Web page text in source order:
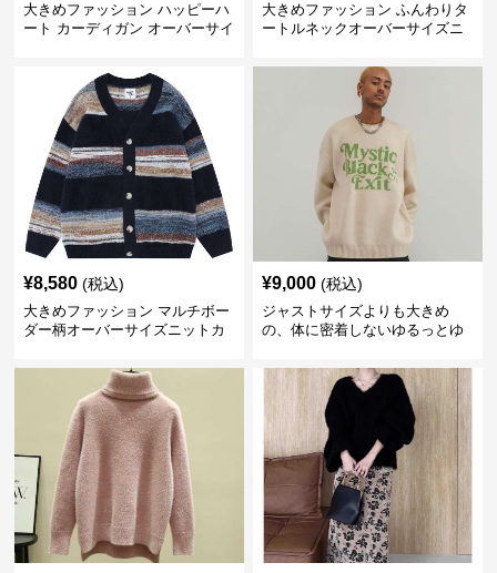
大きめファッション ハッピーハ
ート カーディガン オーバーサイ
大きめファッション ふんわりタ
ートルネックオーバーサイズニ
¥8,580 (税込)
大きめファッション マルチボー
ダー柄オーバーサイズニットカ
¥9,000 (税込)
ジャストサイズよりも大きめ
の、体に密着しないゆるっとゆ
ビッグシルエットロゴニット